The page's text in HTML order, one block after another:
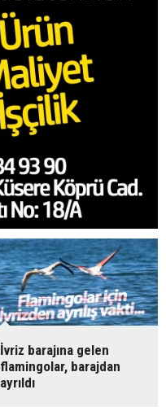
İvriz barajına gelen
flamingolar, barajdan
ayrıldı